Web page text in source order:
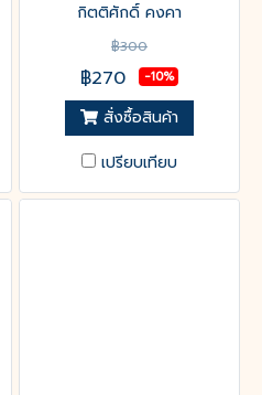
กิตติศักดิ์ คงคา
฿300
฿270 -10%
สั่งซื้อสินค้า
เปรียบเทียบ